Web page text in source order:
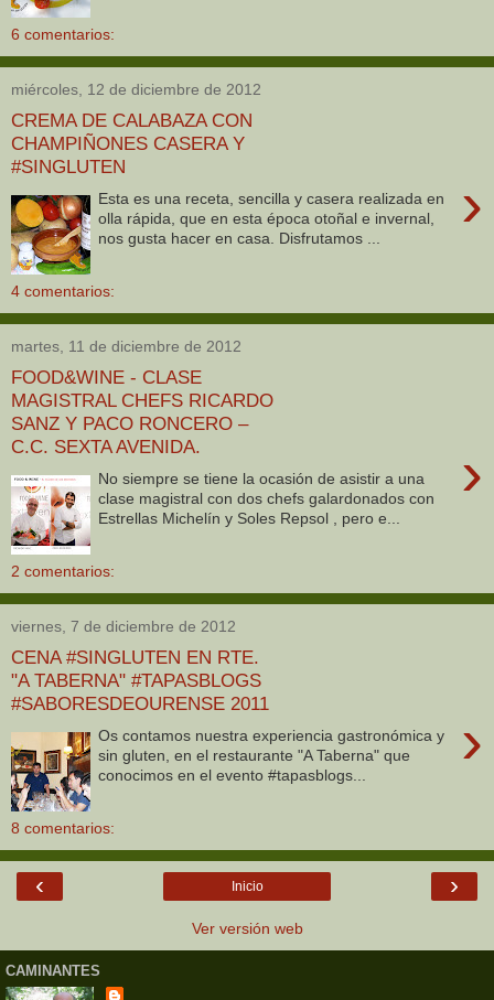
6 comentarios:
miércoles, 12 de diciembre de 2012
CREMA DE CALABAZA CON
CHAMPIÑONES CASERA Y
#SINGLUTEN
›
Esta es una receta, sencilla y casera realizada en
olla rápida, que en esta época otoñal e invernal,
nos gusta hacer en casa. Disfrutamos ...
4 comentarios:
martes, 11 de diciembre de 2012
FOOD&WINE - CLASE
MAGISTRAL CHEFS RICARDO
SANZ Y PACO RONCERO –
C.C. SEXTA AVENIDA.
›
No siempre se tiene la ocasión de asistir a una
clase magistral con dos chefs galardonados con
Estrellas Michelín y Soles Repsol , pero e...
2 comentarios:
viernes, 7 de diciembre de 2012
CENA #SINGLUTEN EN RTE.
"A TABERNA" #TAPASBLOGS
#SABORESDEOURENSE 2011
›
Os contamos nuestra experiencia gastronómica y
sin gluten, en el restaurante "A Taberna" que
conocimos en el evento #tapasblogs...
8 comentarios:
‹ ›
Inicio
Ver versión web
CAMINANTES